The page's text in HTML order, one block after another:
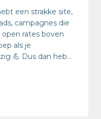
een strakke site,
campagnes die
rates boven
als je
💪 Dus dan heb…